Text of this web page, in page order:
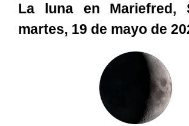
La luna en Mariefred,
martes, 19 de mayo de